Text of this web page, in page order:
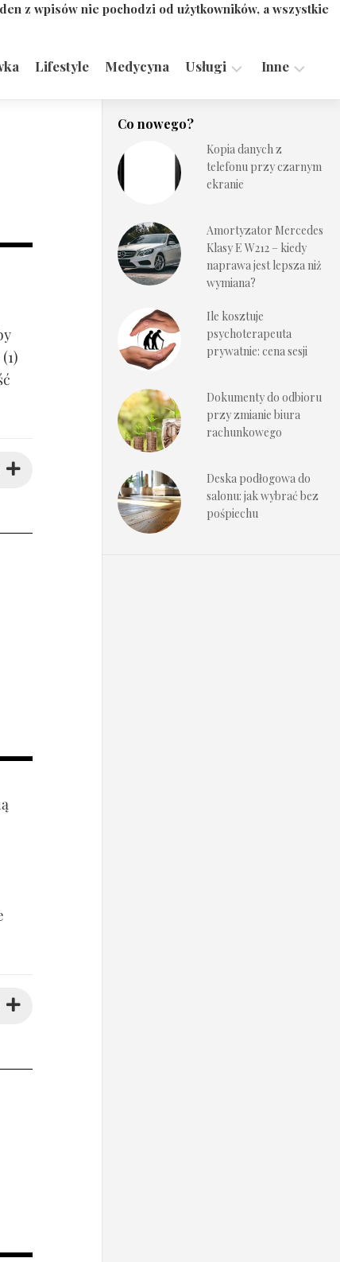
z wpisów nie pochodzi od użytkowników, a wszystkie
Lifestyle Medycyna Usługi
Technologie
Inne
Co nowego?
Kopia danych z
telefonu przy czarnym
ekranie
Amortyzator Mercedes
Klasy E W212 – kiedy
naprawa jest lepsza niż
wymiana?
Ile kosztuje
psychoterapeuta
prywatnie: cena sesji
Dokumenty do odbioru
przy zmianie biura
rachunkowego
Deska podłogowa do
salonu: jak wybrać bez
pośpiechu